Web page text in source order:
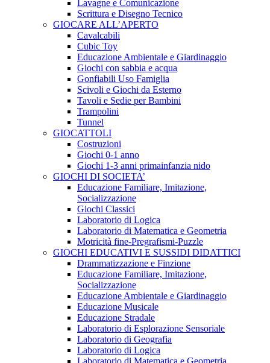
Lavagne e Comunicazione
Scrittura e Disegno Tecnico
GIOCARE ALL’APERTO
Cavalcabili
Cubic Toy
Educazione Ambientale e Giardinaggio
Giochi con sabbia e acqua
Gonfiabili Uso Famiglia
Scivoli e Giochi da Esterno
Tavoli e Sedie per Bambini
Trampolini
Tunnel
GIOCATTOLI
Costruzioni
Giochi 0-1 anno
Giochi 1-3 anni primainfanzia nido
GIOCHI DI SOCIETA’
Educazione Familiare, Imitazione,
Socializzazione
Giochi Classici
Laboratorio di Logica
Laboratorio di Matematica e Geometria
Motricità fine-Pregrafismi-Puzzle
GIOCHI EDUCATIVI E SUSSIDI DIDATTICI
Drammatizzazione e Finzione
Educazione Familiare, Imitazione,
Socializzazione
Educazione Ambientale e Giardinaggio
Educazione Musicale
Educazione Stradale
Laboratorio di Esplorazione Sensoriale
Laboratorio di Geografia
Laboratorio di Logica
Laboratorio di Matematica e Geometria